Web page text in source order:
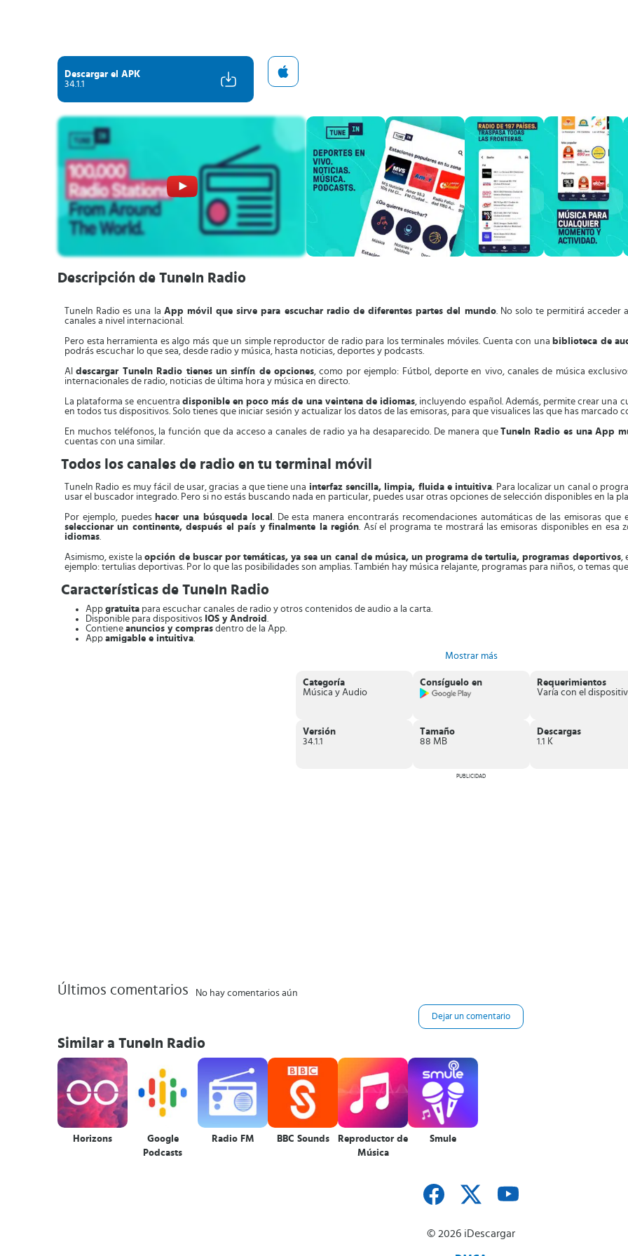
Descargar el APK
34.1.1
Descripción de TuneIn Radio
TuneIn Radio es una la App móvil que sirve para escuchar radio de diferentes partes del mundo. No solo te permitirá acceder
canales a nivel internacional.
Pero esta herramienta es algo más que un simple reproductor de radio para los terminales móviles. Cuenta con una biblioteca de
podrás escuchar lo que sea, desde radio y música, hasta noticias, deportes y podcasts.
Aldescargar TuneIn Radio tienes un sinfín de opciones, como por ejemplo: Fútbol, deporte en vivo, canales de música
internacionales de radio, noticias de última hora y música en directo.
La plataforma se encuentra disponible en poco más de una veintena de idiomas, incluyendo español. Además, permite crear una
en todos tus dispositivos. Solo tienes que iniciar sesión y actualizar los datos de las emisoras, para que visualices las que has marcado
En muchos teléfonos, la función que da acceso a canales de radio ya ha desaparecido. De manera queTuneIn Radio es una App
cuentas con una similar.
Todos los canales de radio en tu terminal móvil
TuneIn Radio es muy fácil de usar, gracias a que tiene una interfaz sencilla, limpia, fluida e intuitiva. Para localizar un canal o
usar el buscador integrado. Pero si no estás buscando nada en particular, puedes usar otras opciones de selección disponibles en la
Por ejemplo, puedes hacer una búsqueda local . De esta manera encontrarás recomendaciones automáticas de las emisoras
seleccionar un continente, después el país y finalmente la región. Así el programa te mostrará las emisoras disponibles en esa
idiomas.
Asimismo, existe laopción de buscar por temáticas, ya sea un canal de música, un programa de tertulia, programas deportivos,
ejemplo: tertulias deportivas. Por lo que las posibilidades son amplias. También hay música relajante, programas para niños, o temas
Características de TuneIn Radio
App gratuita para escuchar canales de radio y otros contenidos de audio a la carta.
Disponible para dispositivos IOS y Android .
Contiene anuncios y compras dentro de la App.
App amigable e intuitiva.
TuneIn Radio es lo que le hace falta a tu móvil si todavía no has descargado una App de radio. Disfruta de
Mostrar más
Categoría
Música y Audio
Consíguelo en
Requerimientos
Varía con el
Versión
34.1.1
Tamaño
88 MB
Descargas
1.1 K
PUBLICIDAD
Últimos comentarios No hay comentarios aún
Dejar un comentario
Similar a TuneIn Radio
Horizons
Google
Podcasts
Radio FM BBC Sounds
Reproductor de
Música
Smule
© 2026 iDescargar